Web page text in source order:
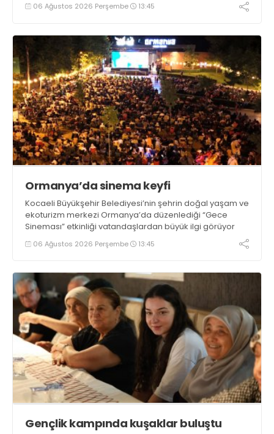
06 Ağustos 2026 Perşembe 13:45
Ormanya’da sinema keyfi
Kocaeli Büyükşehir Belediyesi’nin şehrin doğal yaşam ve
ekoturizm merkezi Ormanya’da düzenlediği “Gece
Sineması” etkinliği vatandaşlardan büyük ilgi görüyor
06 Ağustos 2026 Perşembe 13:45
Gençlik kampında kuşaklar buluştu